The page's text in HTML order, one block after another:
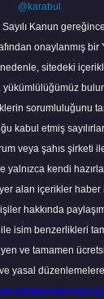
@karabul
Kanun
onaylanmış bir
sitedeki
sorumluluğunu
kabul etmiş
veya şahıs şirketi
yalnızca kendi
alan içerikler haber
hakkında
isim benzerlikleri
ve tamamen
yasal düzenlemelere